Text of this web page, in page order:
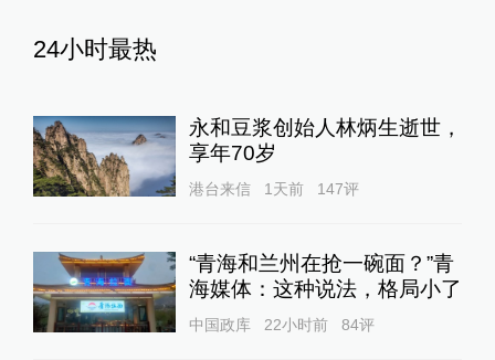
24小时最热
永和豆浆创始人林炳生逝世，
享年70岁
港台来信 1天前 147评
“青海和兰州在抢一碗面？”青
海媒体：这种说法，格局小了
中国政库 22小时前 84评